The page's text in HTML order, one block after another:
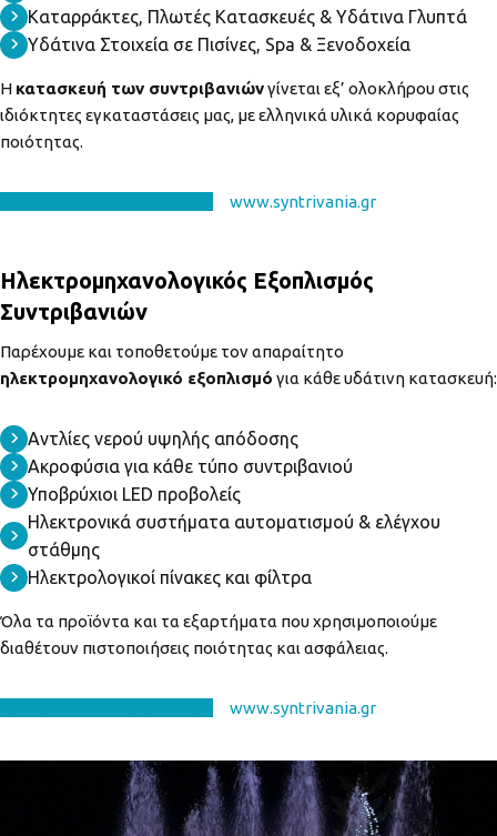
Καταρράκτες, Πλωτές Κατασκευές & Υδάτινα Γλυπτά
Υδάτινα Στοιχεία σε Πισίνες, Spa & Ξενοδοχεία
Η κατασκευή των συντριβανιώνγίνεται εξ’ ολοκλήρου στις
ιδιόκτητες εγκαταστάσεις μας, με ελληνικά υλικά κορυφαίας
ποιότητας.
www.syntrivania.gr
Ηλεκτρομηχανολογικός Εξοπλισμός
Συντριβανιών
Παρέχουμε και τοποθετούμε τον απαραίτητο
ηλεκτρομηχανολογικό εξοπλισμό για κάθε υδάτινη κατασκευή:
Αντλίες νερού υψηλής απόδοσης
Ακροφύσια για κάθε τύπο συντριβανιού
Υποβρύχιοι LED προβολείς
Ηλεκτρονικά συστήματα αυτοματισμού & ελέγχου
στάθμης
Ηλεκτρολογικοί πίνακες και φίλτρα
Όλα τα προϊόντα και τα εξαρτήματα που χρησιμοποιούμε
διαθέτουν πιστοποιήσεις ποιότητας και ασφάλειας.
www.syntrivania.gr